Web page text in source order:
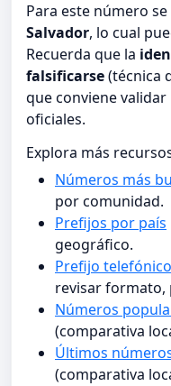
Para este número
Salvador, lo cual
Recuerda que la
falsificarse(técnica
que conviene
oficiales.
Explora más
Números más
por comunidad.
Prefijos por país
geográfico.
Prefijo
revisar formato,
Números
(comparativa
Últimos
(comparativa